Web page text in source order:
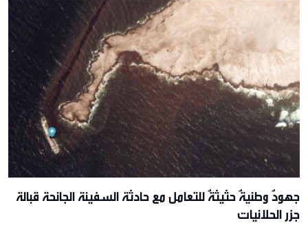
جهودٌ وطنيةٌ حثيثةٌ للتعامل مع حادثة السفينة الجانحة قبالة
جزر الحلانيات